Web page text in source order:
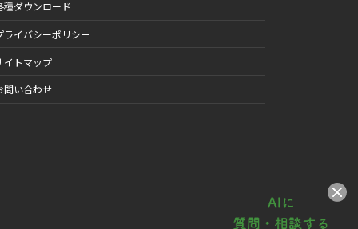
種ダウンロード
ライバシーポリシー
イトマップ
問い合わせ